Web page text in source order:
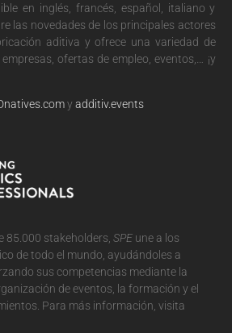
en inglés, francés, español, italiano y
las novedades de los principales actores
aditiva y ofrece una variedad de
ofertas de empleo, eventos,… ¡y
y additiv.events
85.000 stakeholders, SPEune a los
de todo el mundo, ayudándoles a
sus competencias mediante la
de eventos, la formación y el
Para más información, visita